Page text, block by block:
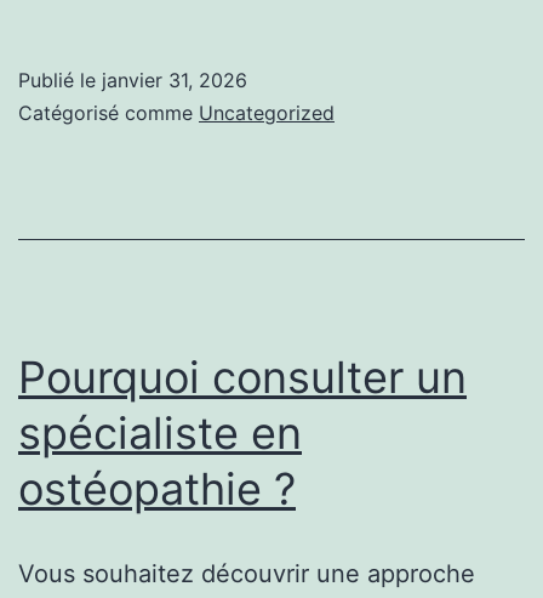
d’un
Publié le janvier 31, 2026
Catégorisé comme Uncategorized
Pourquoi consulter un
spécialiste en
ostéopathie ?
Vous souhaitez découvrir une approche